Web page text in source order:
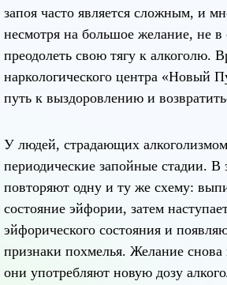
запоя часто является сложным, и
несмотря на большое желание, не в
преодолеть свою тягу к алкоголю.
наркологического центра «Новый
путь к выздоровлению и
У людей, страдающих
периодические запойные стадии.
повторяют одну и ту же схему:
состояние эйфории, затем
эйфорического состояния и
признаки похмелья. Желание снова
они употребляют новую дозу